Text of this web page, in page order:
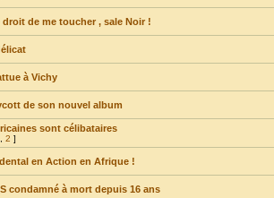
de me toucher , sale Noir !
à Vichy
de son nouvel album
sont célibataires
2 ]
en Action en Afrique !
condamné à mort depuis 16 ans